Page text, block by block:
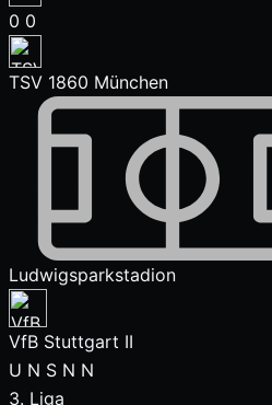
0 0
TSV 1860 München
Ludwigsparkstadion
VfB Stuttgart II
U N S N N
3. Liga